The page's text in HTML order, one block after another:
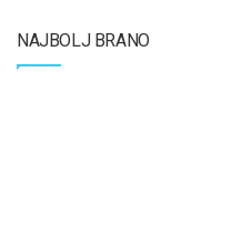
NAJBOLJ BRANO